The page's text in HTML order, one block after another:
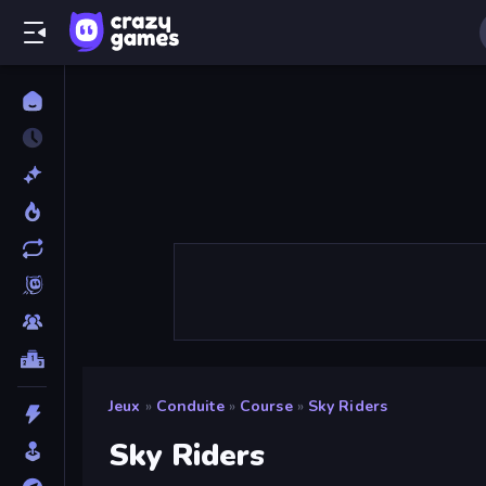
Jeux » Conduite » Course » Sky Riders
Sky Riders